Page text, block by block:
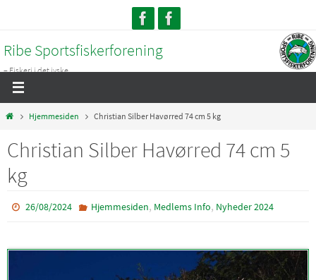
content
Ribe Sportsfiskerforening
– Fiskeri i det jyske...
HomeHjemmesiden Christian Silber Havørred 74 cm 5 kg
Christian Silber Havørred 74 cm 5
kg
26/08/2024 Hjemmesiden, Medlems Info, Nyheder 2024